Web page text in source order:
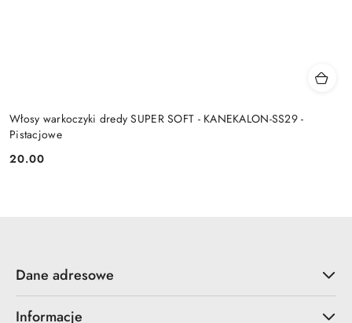
Włosy warkoczyki dredy SUPER SOFT - KANEKALON-SS29 -
Pistacjowe
Cena:
20.00
Dane adresowe
Informacje